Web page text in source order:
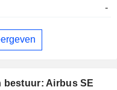
-
bestuur: Airbus SE